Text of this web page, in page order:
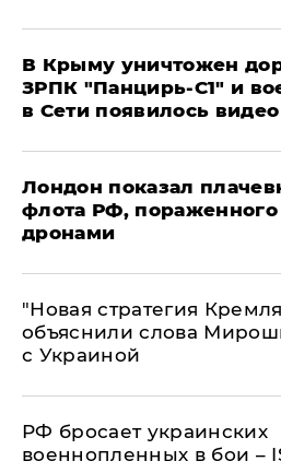
В Крыму уничтожен
ЗРПК "Панцирь-С1" и
в Сети появилось
Лондон показал
флота РФ,
дронами
"Новая стратегия
объяснили слова
с Украиной
РФ бросает украинских
военнопленных в бои –